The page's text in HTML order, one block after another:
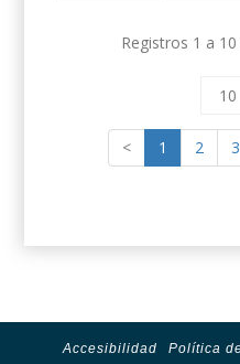
Registros 1 a 10
< 1 2 3
Accesibilidad Política